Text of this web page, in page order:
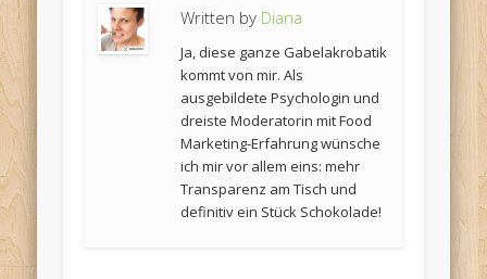
Written by Diana
Ja, diese ganze Gabelakrobatik
kommt von mir. Als
ausgebildete Psychologin und
dreiste Moderatorin mit Food
Marketing-Erfahrung wünsche
ich mir vor allem eins: mehr
Transparenz am Tisch und
definitiv ein Stück Schokolade!